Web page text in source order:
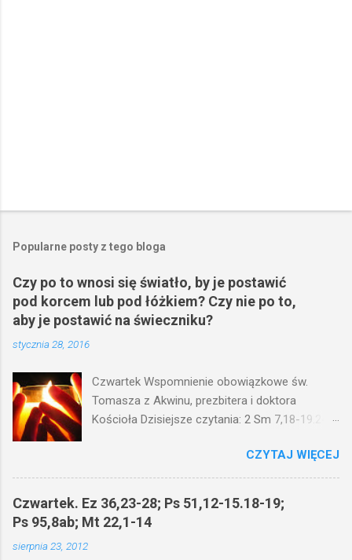
Popularne posty z tego bloga
Czy po to wnosi się światło, by je postawić
pod korcem lub pod łóżkiem? Czy nie po to,
aby je postawić na świeczniku?
stycznia 28, 2016
Czwartek Wspomnienie obowiązkowe św.
Tomasza z Akwinu, prezbitera i doktora
Kościoła Dzisiejsze czytania: 2 Sm 7,18-19.24-
(Mk 4,21-25) Jezus mówił ludowi: Czy po to
wnosi się światło, by je postawić pod korcem
na świeczniku? Nie ma bowiem nic ukrytego, co
by nie miało wyjść na jaw. Kto ma uszy do
CZYTAJ WIĘCEJ
Czwartek. Ez 36,23-28; Ps 51,12-15.18-19;
Ps 95,8ab; Mt 22,1-14
sierpnia 23, 2012